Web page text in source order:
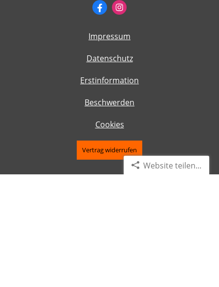
Impressum
Datenschutz
Erstinformation
Beschwerden
Cookies
Vertrag widerrufen
Website teilen...